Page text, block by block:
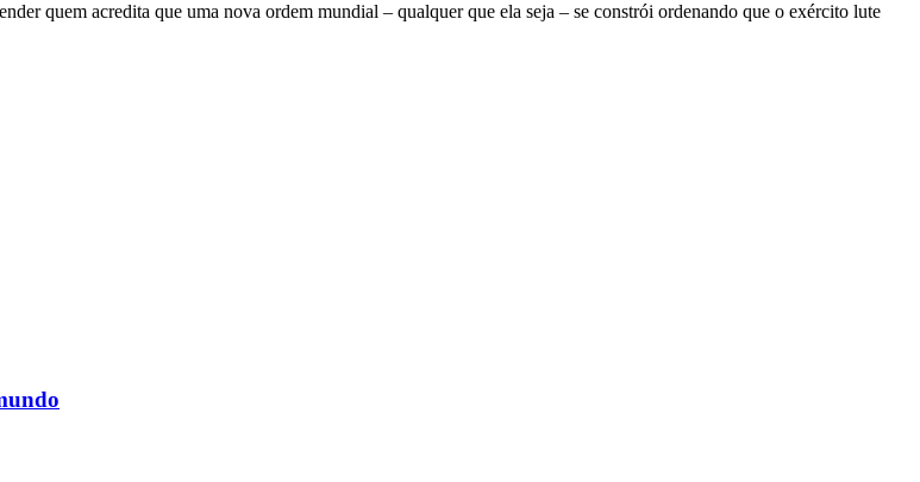
quem acredita que uma nova ordem mundial – qualquer que ela seja – se constrói ordenando que o exército lute